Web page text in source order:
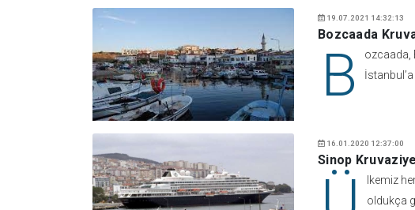
19.07.2021 14:32:13
Bozcaada
B
ozcaada,
16.01.2020 12:37:00
Sinop
lkemiz
oldukça